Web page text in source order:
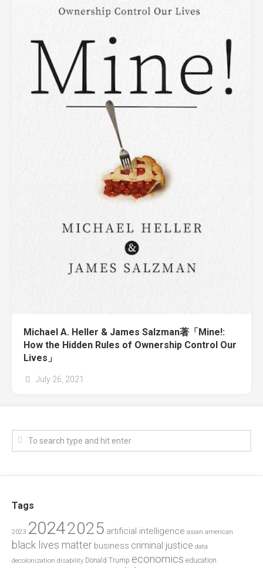
Michael A. Heller & James Salzman著「Mine!:
How the Hidden Rules of Ownership Control Our
Lives」
July 26, 2021
Tags
2023 20242025 artificial intelligence asian american
black lives matter business criminal justice data
decolonization disability Donald Trump economics education